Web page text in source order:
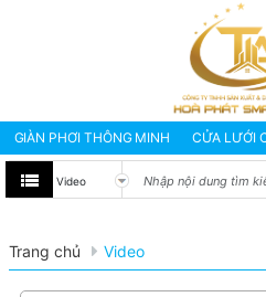
GIÀN PHƠI THÔNG MINH
CỬA LƯỚI
BẠT CHE NẮNG MƯA
TƯ VẤN - SỬA CHỮA
GIÀN PHƠI
GIÀN PHƠI THÔNG MINH NHẬP KHẨU
Trang chủ Video